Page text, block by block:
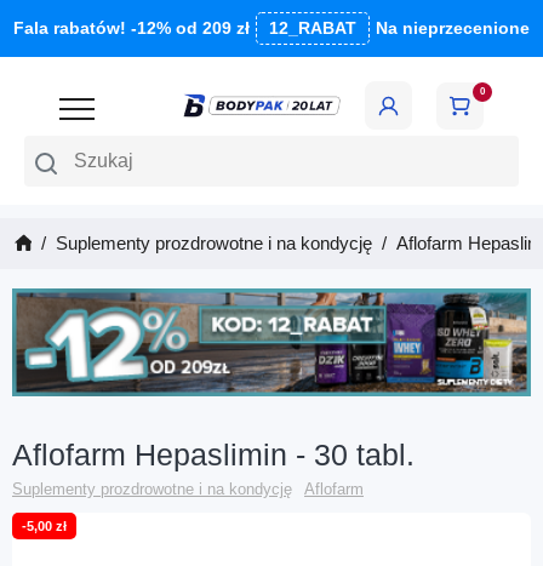
Fala rabatów! -12% od 209 zł 12_RABAT Na nieprzecenione
Szukaj
0
Suplementy prozdrowotne i na kondycję Aflofarm
Aflofarm Hepaslimin - 30 tabl.
Suplementy prozdrowotne i na kondycję Aflofarm
-5,00 zł